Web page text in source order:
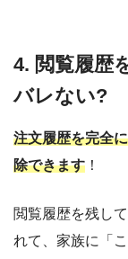
4. 閲覧履歴
バレない?
注文履歴を完全
除できます ！
閲覧履歴を残し
れて、家族に「